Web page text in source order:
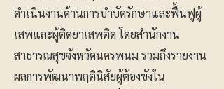
ดำเนินงานด้านการบำบัดรักษาและฟื้นฟูผู้
เสพและผู้ติดยาเสพติด โดยสำนักงาน
สาธารณสุขจังหวัดนครพนม รวมถึงรายงาน
ผลการพัฒนาพฤตินิสัยผู้ต้องขังใน